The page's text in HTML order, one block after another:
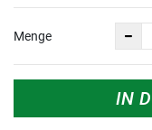
Menge
IN